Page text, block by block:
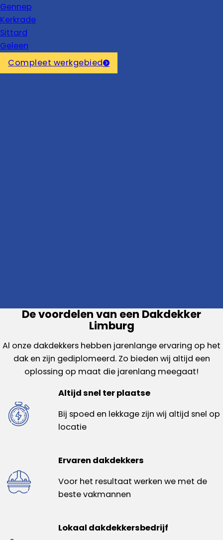
Gennep
Kerkrade
Sittard
Geleen
Compleet werkgebied
De voordelen van een Dakdekker
Limburg
Al onze dakdekkers hebben jarenlange ervaring op het
dak en zijn gediplomeerd. Zo bieden wij altijd een
oplossing op maat die jarenlang meegaat!
Altijd snel ter plaatse
Bij spoed en lekkage zijn wij altijd snel op
locatie
Ervaren dakdekkers
Voor het resultaat werken we met de
beste vakmannen
Lokaal dakdekkersbedrijf